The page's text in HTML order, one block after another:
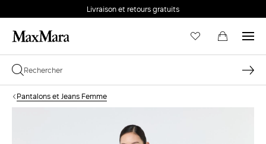
Livraison et retours gratuits
Pantalons et Jeans Femme